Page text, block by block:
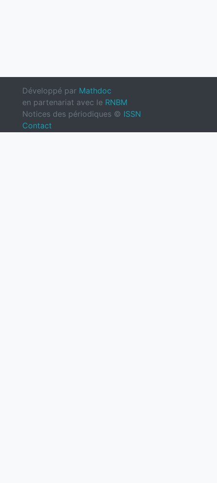
Développé par Mathdoc
en partenariat avec le RNBM
Notices des périodiques © ISSN
Contact